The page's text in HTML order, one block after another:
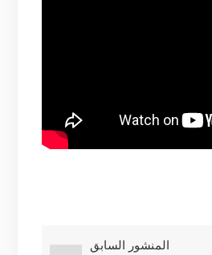
المنشور السابق